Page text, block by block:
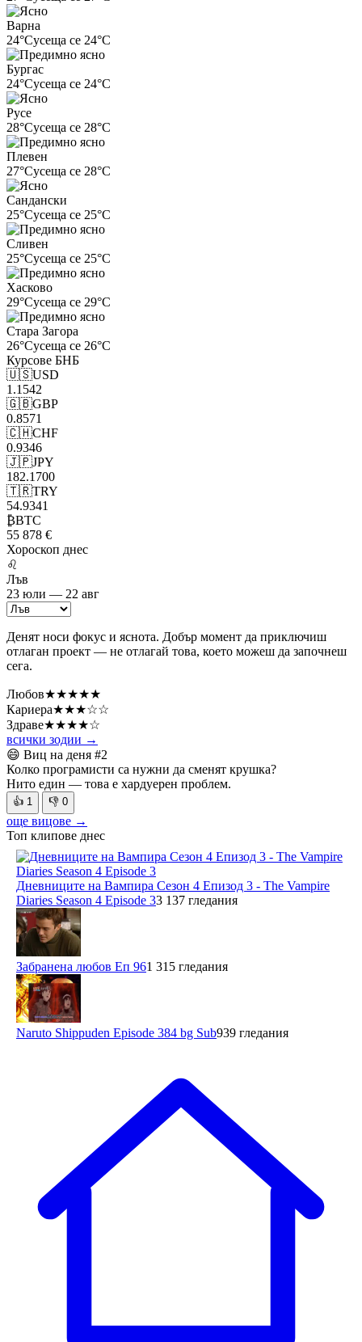
Варна
24°Cусеща се 24°C
Бургас
24°Cусеща се 24°C
Русе
28°Cусеща се 28°C
Плевен
27°Cусеща се 28°C
Сандански
25°Cусеща се 25°C
Сливен
25°Cусеща се 25°C
Хасково
29°Cусеща се 29°C
Стара Загора
26°Cусеща се 26°C
Курсове БНБ
🇺🇸USD
1.1542
🇬🇧GBP
0.8571
🇨🇭CHF
0.9346
🇯🇵JPY
182.1700
🇹🇷TRY
54.9341
₿BTC
55 878 €
Хороскоп днес
♌
Лъв
23 юли — 22 авг
Денят носи фокус и яснота. Добър момент да приключиш
отлаган проект — не отлагай това, което можеш да започнеш
сега.
Любов★★★★★
Кариера★★★☆☆
Здраве★★★★☆
всички зодии →
😄 Виц на деня #2
Колко програмисти са нужни да сменят крушка?
Нито един — това е хардуерен проблем.
👍 1 👎 0
още вицове →
Топ клипове днес
Дневниците на Вампира Сезон 4 Епизод 3 - The Vampire
Diaries Season 4 Episode 33 137 гледания
Забранена любов Еп 961 315 гледания
Naruto Shippuden Episode 384 bg Sub939 гледания